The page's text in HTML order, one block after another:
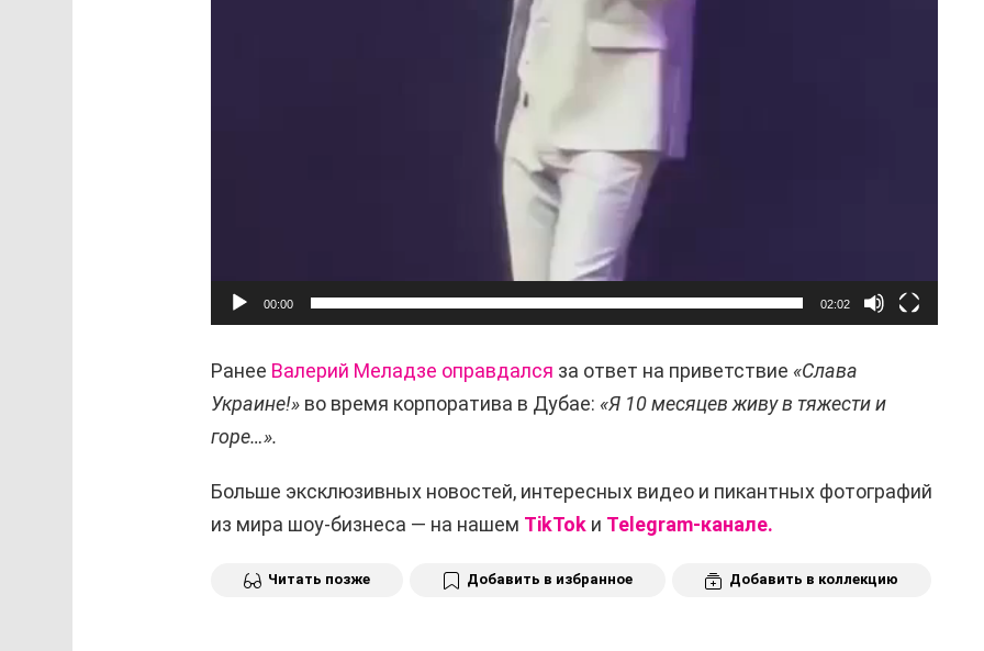
00:00 02:02
Ранее Валерий Меладзе оправдался за ответ на приветствие «Слава
Украине!» во время корпоратива в Дубае: «Я 10 месяцев живу в тяжести и
горе…».
Больше эксклюзивных новостей, интересных видео и пикантных фотографий
из мира шоу-бизнеса — на нашем TikTok и Telegram-канале.
Читать позже Добавить в избранное Добавить в коллекцию